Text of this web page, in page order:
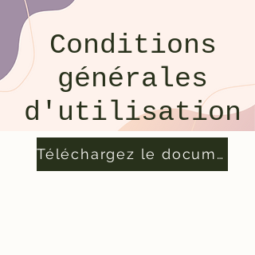
Conditions
générales
d'utilisation
Téléchargez le document